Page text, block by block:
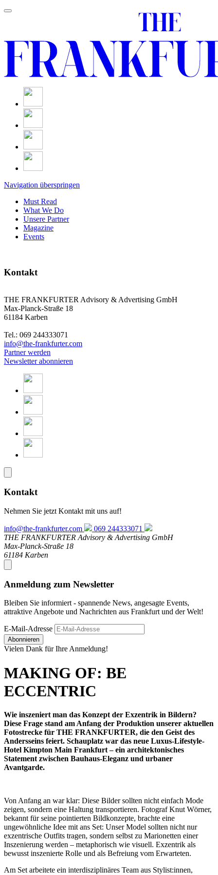
Navigation überspringen
Must Read
What We Do
Unsere Partner
Magazine
Events
Kontakt
THE FRANKFURTER Advisory & Advertising GmbH
Max-Planck-Straße 18
61184 Karben
Tel.: 069 244333071
info@the-frankfurter.com
Partner werden
Newsletter abonnieren
Kontakt
Nehmen Sie jetzt Kontakt mit uns auf!
info@the-frankfurter.com
069 244333071
THE FRANKFURTER Advisory & Advertising GmbH
Max-Planck-Straße 18
61184 Karben
Anmeldung zum Newsletter
Bleiben Sie informiert - spannende News, angesagte Events,
attraktive Angebote und Nachrichten aus Frankfurt und der Welt!
E-Mail-Adresse
Abonnieren
Vielen Dank für Ihre Anmeldung!
MAKING OF: BE
ECCENTRIC
Wie inszeniert man das Konzept der Exzentrik in Bildern?
Diese Frage stand am Anfang der Produktion unserer aktuellen
Fotostrecke für THE FRANKFURTER, die den Geist des
Andersseins feiert. Schauplatz war das neue Luxus-Lifestyle-
Hotel Kimpton Main Frankfurt – ein architektonisches
Statement zwischen Bauhaus-Eleganz und urbaner
Avantgarde.
Von Anfang an war klar: Diese Bilder sollten nicht einfach Mode
zeigen, sondern eine Haltung transportieren. Fotograf Knut Wörner,
bekannt für seine pointierten Bildkonzepte, brachte eine
ungewöhnliche Idee mit ans Set: Unser Model sollten nicht nur
exzentrische Outfits tragen, sondern selbst zu Marionetten einer
Inszenierung werden – metaphorisch wie visuell. Exzentrik als
bewusst inszenierte Rolle und als Befreiung vom Erwarteten.
Am Set arbeitete ein interdisziplinäres Team aus Stylist:innen,